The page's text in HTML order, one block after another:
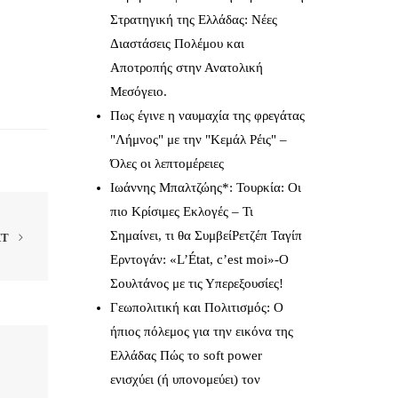
Στρατηγική της Ελλάδας: Νέες
Διαστάσεις Πολέμου και
Αποτροπής στην Ανατολική
Μεσόγειο.
Πως έγινε η ναυμαχία της φρεγάτας
"Λήμνος" με την "Κεμάλ Ρέις" –
Όλες οι λεπτομέρειες
Ιωάννης Μπαλτζώης*: Τουρκία: Οι
πιο Κρίσιμες Εκλογές – Τι
Σημαίνει, τι θα ΣυμβείΡετζέπ Ταγίπ
Ερντογάν: «L’État, c’est moi»-Ο
Σουλτάνος με τις Υπερεξουσίες!
Γεωπολιτική και Πολιτισμός: Ο
ήπιος πόλεμος για την εικόνα της
Ελλάδας Πώς το soft power
ενισχύει (ή υπονομεύει) τον